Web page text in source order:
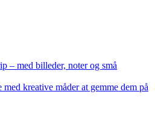
– med billeder, noter og små
kreative måder at gemme dem på